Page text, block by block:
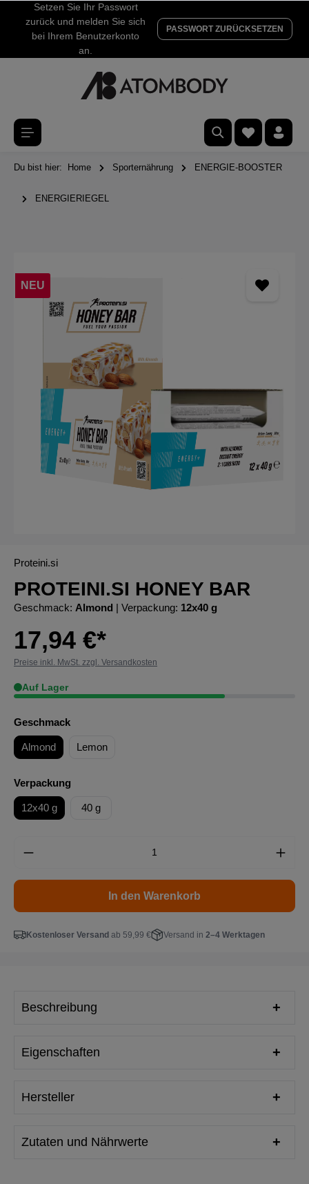
Setzen Sie Ihr Passwort
zurück und melden Sie sich
bei Ihrem Benutzerkonto
an.
PASSWORT ZURÜCKSETZEN
Du bist hier: Home Sporternährung ENERGIE-BOOSTER
ENERGIERIEGEL
NEU
Proteini.si
PROTEINI.SI HONEY BAR
Geschmack: Almond | Verpackung: 12x40 g
17,94 €*
Preise inkl. MwSt. zzgl. Versandkosten
Auf Lager
Geschmack
Almond Lemon
Verpackung
12x40 g 40 g
In den Warenkorb
Kostenloser Versand ab 59,99 € Versand in 2–4 Werktagen
Beschreibung
Eigenschaften
Hersteller
Zutaten und Nährwerte